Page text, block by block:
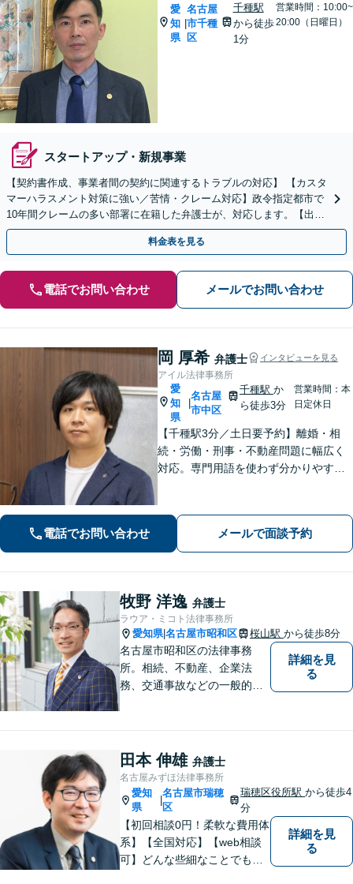
愛
知
県
|
名古屋
市千種
区
千種駅
から徒歩
1分
営業時間：10:00~
20:00（日曜日）
スタートアップ・新規事業
【契約書作成、事業者間の契約に関連するトラブルの対応】 【カスタ
マーハラスメント対策に強い／苦情・クレーム対応】政令指定都市で
10年間クレームの多い部署に在籍した弁護士が、対応します。【出張
相談・WEB面談対応】【休日・夜間相談可】
料金表を見る
電話でお問い合わせ メールでお問い合わせ
岡 厚希 弁護士 インタビューを見る
アイル法律事務所
愛
知
県
名古屋
市中区
千種駅 か
ら徒歩3分
営業時間：本
日定休日
【千種駅3分／土日要予約】離婚・相
続・労働・刑事・不動産問題に幅広く
対応。専門用語を使わず分かりやすく
最適な解決策まで、期待を超える「必
要十分以上」のサポートをご提供しま
す。
電話でお問い合わせ メールで面談予約
牧野 洋逸 弁護士
ラウア・ミコト法律事務所
愛知県|名古屋市昭和区 桜山駅 から徒歩8分
名古屋市昭和区の法律事務
所。相続、不動産、企業法
務、交通事故などの一般的な
料】【桜山駅より徒歩８分】
【駐車場あり】【オンライン
相談可】
詳細を見
る
田本 伸雄 弁護士
名古屋みずほ法律事務所
愛知
県
名古屋市瑞穂
区
瑞穂区役所駅から徒歩4
分
【初回相談0円！柔軟な費用体
系】【全国対応】【web相談
可】どんな些細なことでもお
詳細を見
る